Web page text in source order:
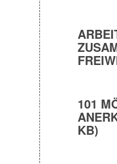
101
KB)